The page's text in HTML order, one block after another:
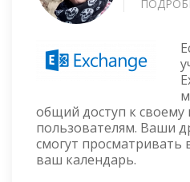
общий доступ к
пользователям. Ваши
смогут просматривать
ваш календарь.